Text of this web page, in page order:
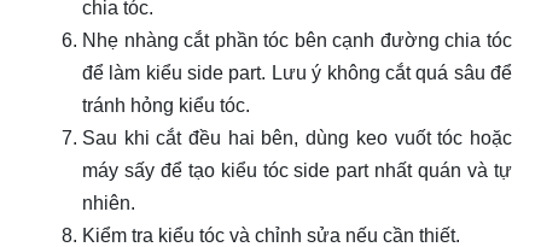
chia tóc.
Nhẹ nhàng cắt phần tóc bên cạnh đường chia tóc
để làm kiểu side part. Lưu ý không cắt quá sâu để
tránh hỏng kiểu tóc.
Sau khi cắt đều hai bên, dùng keo vuốt tóc hoặc
máy sấy để tạo kiểu tóc side part nhất quán và tự
nhiên.
Kiểm tra kiểu tóc và chỉnh sửa nếu cần thiết.